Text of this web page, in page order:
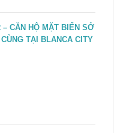
– CĂN HỘ MẶT BIỂN SỞ
TẠI BLANCA CITY